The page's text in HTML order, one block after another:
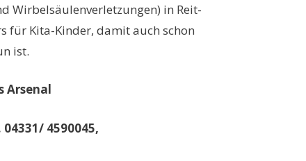
Wirbelsäulenverletzungen) in Reit-
für Kita-Kinder, damit auch schon
ist.
Arsenal
4590045,